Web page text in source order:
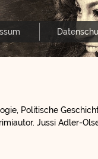
Politische
Jussi Adler-